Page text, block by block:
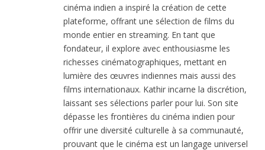
cinéma indien a inspiré la création de cette
plateforme, offrant une sélection de films du
monde entier en streaming. En tant que
fondateur, il explore avec enthousiasme les
richesses cinématographiques, mettant en
lumière des œuvres indiennes mais aussi des
films internationaux. Kathir incarne la discrétion,
laissant ses sélections parler pour lui. Son site
dépasse les frontières du cinéma indien pour
offrir une diversité culturelle à sa communauté,
prouvant que le cinéma est un langage universel